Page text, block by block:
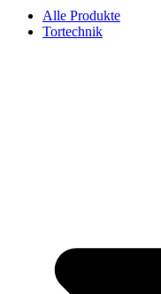
Alle Produkte
Tortechnik